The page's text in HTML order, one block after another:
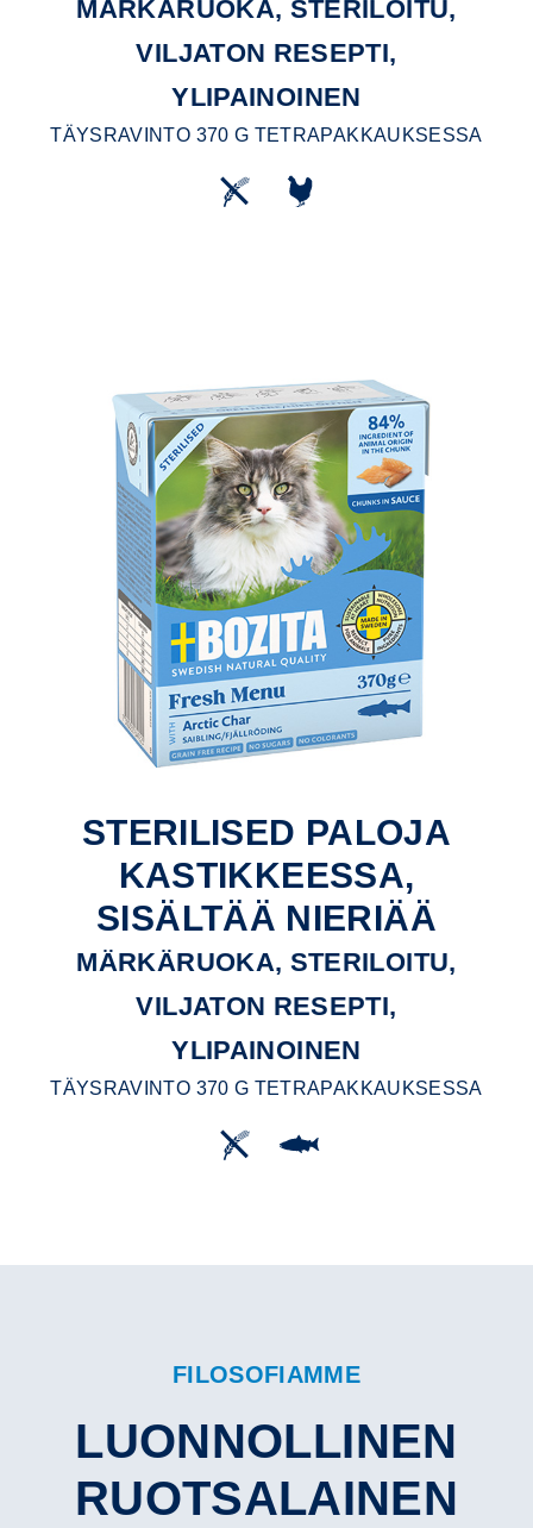
MÄRKÄRUOKA, STERILOITU,
VILJATON RESEPTI,
YLIPAINOINEN
TÄYSRAVINTO 370 G TETRAPAKKAUKSESSA
STERILISED PALOJA
KASTIKKEESSA,
SISÄLTÄÄ NIERIÄÄ
MÄRKÄRUOKA, STERILOITU,
VILJATON RESEPTI,
YLIPAINOINEN
TÄYSRAVINTO 370 G TETRAPAKKAUKSESSA
FILOSOFIAMME
LUONNOLLINEN
RUOTSALAINEN